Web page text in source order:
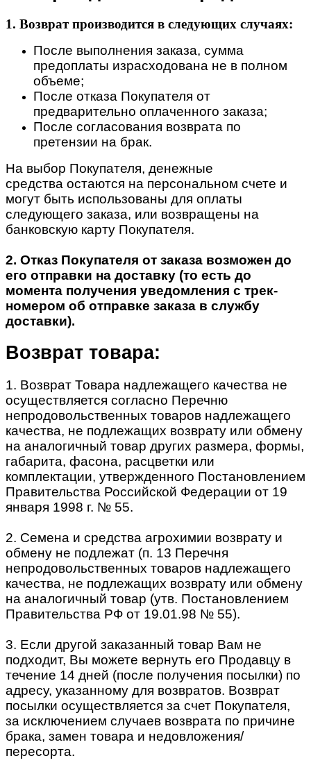
1. Возврат производится в следующих случаях:
После выполнения заказа, сумма
предоплаты израсходована не в полном
объеме;
После отказа Покупателя от
предварительно оплаченного заказа;
После согласования возврата по
претензии на брак.
На выбор Покупателя, денежные
средства остаются на персональном счете и
могут быть использованы для оплаты
следующего заказа, или возвращены на
банковскую карту Покупателя.
2. Отказ Покупателя от заказа возможен до
его отправки на доставку (то есть до
момента получения уведомления с трек-
номером об отправке заказа в службу
доставки).
Возврат товара:
1. Возврат Товара надлежащего качества не
осуществляется согласно Перечню
непродовольственных товаров надлежащего
качества, не подлежащих возврату или обмену
на аналогичный товар других размера, формы,
габарита, фасона, расцветки или
комплектации, утвержденного Постановлением
Правительства Российской Федерации от 19
января 1998 г. № 55.
2. Семена и средства агрохимии возврату и
обмену не подлежат (п. 13 Перечня
непродовольственных товаров надлежащего
качества, не подлежащих возврату или обмену
на аналогичный товар (утв. Постановлением
Правительства РФ от 19.01.98 № 55).
3. Если другой заказанный товар Вам не
подходит, Вы можете вернуть его Продавцу в
течение 14 дней (после получения посылки) по
адресу, указанному для возвратов. Возврат
посылки осуществляется за счет Покупателя,
за исключением случаев возврата по причине
брака, замен товара и недовложения/
пересорта.